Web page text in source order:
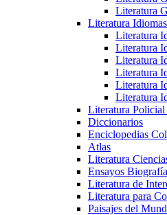
Literatura
Literatura Idiomas
Literatura
Literatura
Literatura
Literatura
Literatura
Literatura
Literatura
Diccionarios
Enciclopedias
Atlas
Literatura
Ensayos
Literatura de
Literatura para
Paisajes del